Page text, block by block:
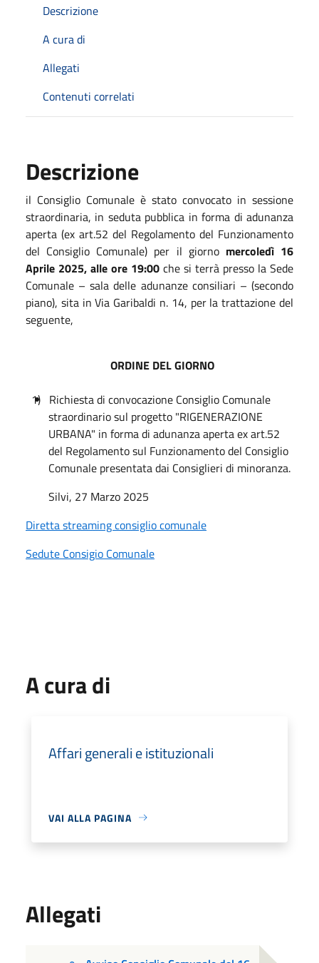
Descrizione
A cura di
Allegati
Contenuti correlati
Descrizione
il Consiglio Comunale è stato convocato in sessione
straordinaria, in seduta pubblica in forma di adunanza
aperta (ex art.52 del Regolamento del Funzionamento
del Consiglio Comunale) per il giornomercoledì 16
Aprile 2025, alle ore 19:00 che si terrà presso la Sede
Comunale – sala delle adunanze consiliari – (secondo
piano), sita in Via Garibaldi n. 14, per la trattazione del
seguente,
ORDINE DEL GIORNO
1) Richiesta di convocazione Consiglio Comunale
straordinario sul progetto "RIGENERAZIONE
URBANA" in forma di adunanza aperta ex art.52
del Regolamento sul Funzionamento del Consiglio
Comunale presentata dai Consiglieri di minoranza.
Silvi, 27 Marzo 2025
Diretta streaming consiglio comunale
Sedute Consigio Comunale
A cura di
Affari generali e istituzionali
VAI ALLA PAGINA
Allegati